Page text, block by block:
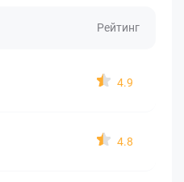
Рейтинг
4.9
4.8